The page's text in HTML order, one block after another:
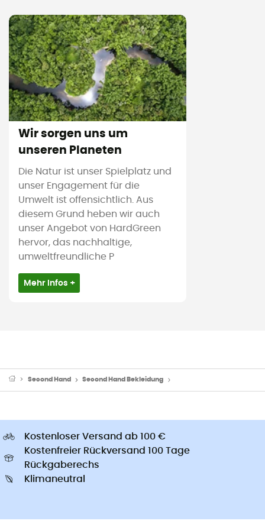
Wir sorgen uns um
unseren Planeten
Die Natur ist unser Spielplatz und
unser Engagement für die
Umwelt ist offensichtlich. Aus
diesem Grund heben wir auch
unser Angebot von HardGreen
hervor, das nachhaltige,
umweltfreundliche P
Mehr Infos +
Second Hand Second Hand Bekleidung
Kostenloser Versand ab 100 €
Kostenfreier Rückversand 100 Tage
Rückgaberechs
Klimaneutral